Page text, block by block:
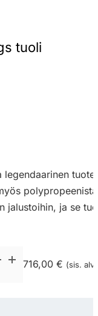
tuoli
legendaarinen
jalustoihin, ja se
716,00 € (sis. alv)